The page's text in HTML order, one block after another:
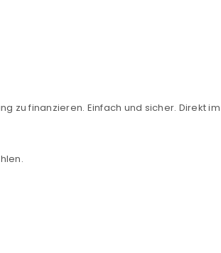
zu finanzieren. Einfach und sicher. Direkt